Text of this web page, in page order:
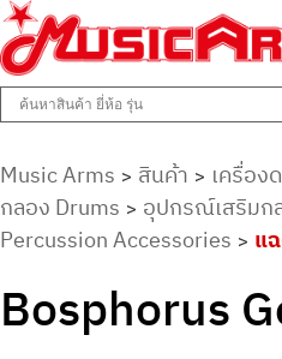
Music Arms
ศูนย์รวมครื่องดนตรีทุกชนิด ตั้งแต่เ
Music Arms > สินค้า > เครื่อง
กลอง Drums > อุปกรณ์เสริมก
Percussion Accessories > แ
Bosphorus